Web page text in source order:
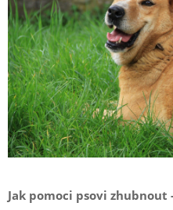
Jak pomoci psovi